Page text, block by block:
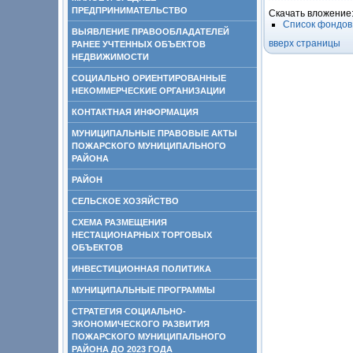
ПРЕДПРИНИМАТЕЛЬСТВО
ВЫЯВЛЕНИЕ ПРАВООБЛАДАТЕЛЕЙ
РАНЕЕ УЧТЕННЫХ ОБЪЕКТОВ
НЕДВИЖИМОСТИ
СОЦИАЛЬНО ОРИЕНТИРОВАННЫЕ
НЕКОММЕРЧЕСКИЕ ОРГАНИЗАЦИИ
КОНТАКТНАЯ ИНФОРМАЦИЯ
МУНИЦИПАЛЬНЫЕ ПРАВОВЫЕ АКТЫ
ПОЖАРСКОГО МУНИЦИПАЛЬНОГО
РАЙОНА
РАЙОН
СЕЛЬСКОЕ ХОЗЯЙСТВО
СХЕМА РАЗМЕЩЕНИЯ
НЕСТАЦИОНАРНЫХ ТОРГОВЫХ
ОБЪЕКТОВ
ИНВЕСТИЦИОННАЯ ПОЛИТИКА
МУНИЦИПАЛЬНЫЕ ПРОГРАММЫ
СТРАТЕГИЯ СОЦИАЛЬНО-
ЭКОНОМИЧЕСКОГО РАЗВИТИЯ
ПОЖАРСКОГО МУНИЦИПАЛЬНОГО
РАЙОНА ДО 2023 ГОДА
Скачать вложение:
Список
вверх страницы